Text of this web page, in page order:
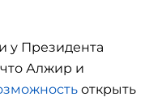
у Президента
Алжир и
открыть